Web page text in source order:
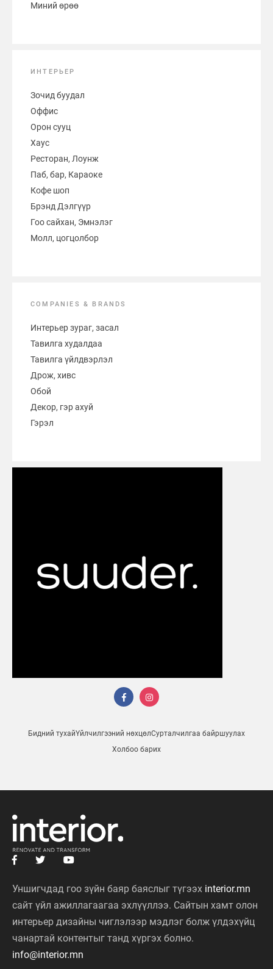
Миний өрөө
ИНТЕРЬЕР
Зочид буудал
Оффис
Орон сууц
Хаус
Ресторан, Лоунж
Паб, бар, Караоке
Кофе шоп
Брэнд Дэлгүүр
Гоо сайхан, Эмнэлэг
Молл, цогцолбор
COMPANIES & BRANDS
Интерьер зураг, засал
Тавилга худалдаа
Тавилга үйлдвэрлэл
Дрож, хивс
Обой
Декор, гэр ахуй
Гэрэл
Бидний тухайҮйлчилгээний нөхцөлСурталчилгаа байршуулах
Холбоо барих
Уншигчдад гоо зүйн баяр баяслыг түгээх interior.mn
сайт үйл ажиллагаагаа эхлүүллээ. Сайтын хамт олон
интерьер дизайны чиглэлээр мэдлэг болж үлдэхүйц
чанартай контентыг танд хүргэх болно.
info@interior.mn